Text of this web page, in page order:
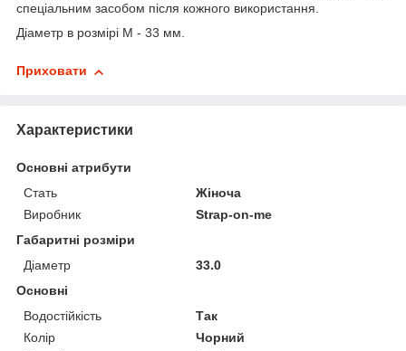
спеціальним засобом після кожного використання.
Діаметр в розмірі М - 33 мм.
Приховати
Характеристики
Основні атрибути
Стать
Жіноча
Виробник
Strap-on-me
Габаритні розміри
Діаметр
33.0
Основні
Водостійкість
Так
Колір
Чорний